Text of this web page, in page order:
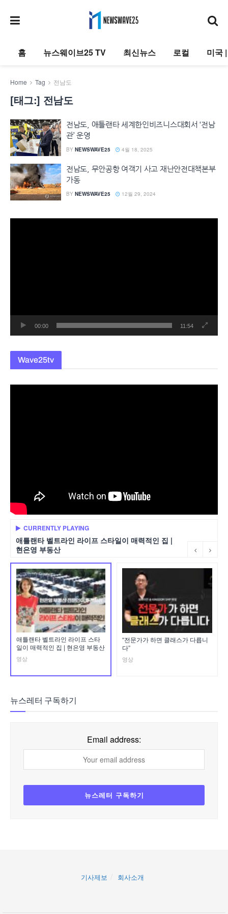
홈 뉴스웨이브25 TV 최신뉴스 로컬 미국
Home Tag 전남도
[태그:] 전남도
전남도, 애틀랜타 세계한인비즈니스대회서 ‘전남
관’ 운영
BY NEWSWAVE25 4월 18, 2025
전남도, 무안공항 여객기 사고 재난안전대책본부
가동
BY NEWSWAVE25 12월 29, 2024
00:00 11:54
Wave25tv
CURRENTLY PLAYING
애틀랜타 벨트라인 라이프 스타일이 매력적인 집 |
현은영 부동산
애틀랜타 벨트라인 라이프 스타
일이 매력적인 집 | 현은영 부동산
영상
“전문가가 하면 클래스가 다릅니
다”
영상
뉴스레터 구독하기
Email address:
기사제보 회사소개